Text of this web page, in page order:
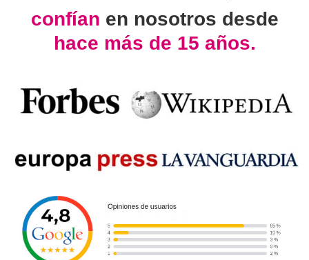
confían en nosotros desde
hace más de 15 años.